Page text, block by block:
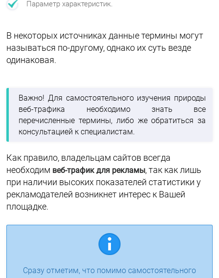
Параметр характеристик.
В некоторых источниках данные термины могут
называться по-другому, однако их суть везде
одинаковая.
Важно! Для самостоятельного изучения природы
веб-трафика необходимо знать все
перечисленные термины, либо же обратиться за
консультацией к специалистам.
Как правило, владельцам сайтов всегда
необходим веб-трафик для рекламы, так как лишь
при наличии высоких показателей статистики у
рекламодателей возникнет интерес к Вашей
площадке.
Сразу отметим, что помимо самостоятельного